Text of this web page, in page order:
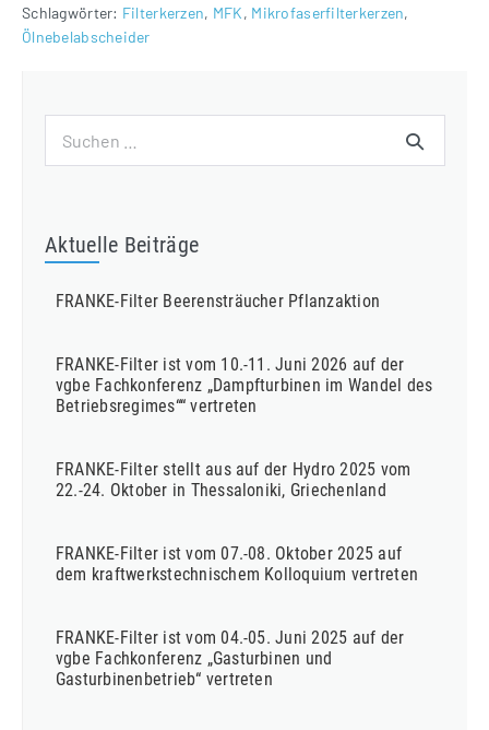
von
FRANKE-
Filter
Schlagwörter: Filterkerzen, MFK, Mikrofaserfilterkerzen,
Ölnebelabscheider
nach:
Aktuelle Beiträge
FRANKE-Filter Beerensträucher Pflanzaktion
FRANKE-Filter ist vom 10.-11. Juni 2026 auf der
vgbe Fachkonferenz „Dampfturbinen im Wandel des
Betriebsregimes““ vertreten
FRANKE-Filter stellt aus auf der Hydro 2025 vom
22.-24. Oktober in Thessaloniki, Griechenland
FRANKE-Filter ist vom 07.-08. Oktober 2025 auf
dem kraftwerkstechnischem Kolloquium vertreten
FRANKE-Filter ist vom 04.-05. Juni 2025 auf der
vgbe Fachkonferenz „Gasturbinen und
Gasturbinenbetrieb“ vertreten